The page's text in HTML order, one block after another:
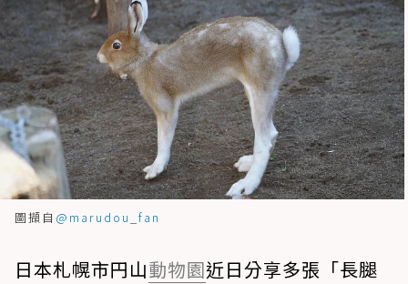
圖擷自 @marudou_fan
日本札幌市円山動物園近日分享多張「長腿